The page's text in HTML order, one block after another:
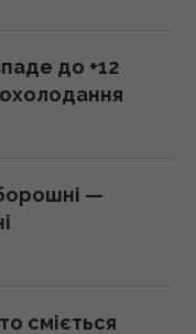
до +12
—
сміється